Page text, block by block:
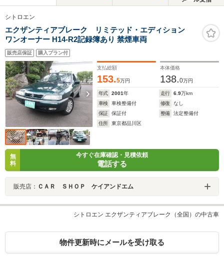
シトロエン
エクザンティアブレーク リミテッド・エディション
ワンオーナー H14-R2記録簿あり 禁煙車両
販売店保証 購入プラン付
支払総額
153.5万円
本体価格
138.0万円
年式 2001年 走行 6.9万km
車検
車検整備付 修復
なし
保証
保証付 整備
法定整備付
住所
東京都品川区
無
料
今すぐ在庫確認・見積依頼
電話する
販売店： ＣＡＲ ＳＨＯＰ ケイアンドエム
シトロエン エクザンティアブレーク（全国）の中古車
物件更新時にメールを受け取る